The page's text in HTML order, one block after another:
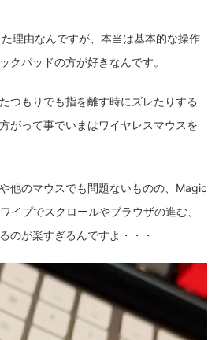
理由なんですが、本当は基本的な操作
クパッドの方が好きなんです。
つもりでも指を離す時にズレたりする
がって事でいまはワイヤレスマウスを
他のマウスでも問題ないものの、Magic
イプでスクロールやブラウザの進む、
のが楽すぎるんですよ・・・